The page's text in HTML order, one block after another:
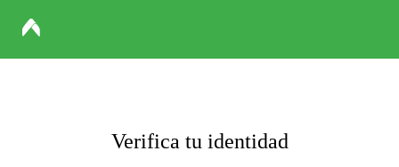
Verifica tu identidad